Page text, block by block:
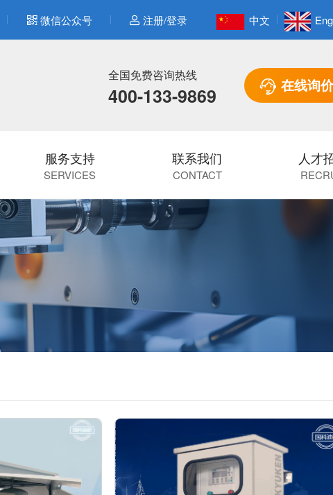
微信公众号 注册/登录 中文
全国免费咨询热线
400-133-9869 在线询价
服务支持
SERVICES
联系我们
CONTACT
人才